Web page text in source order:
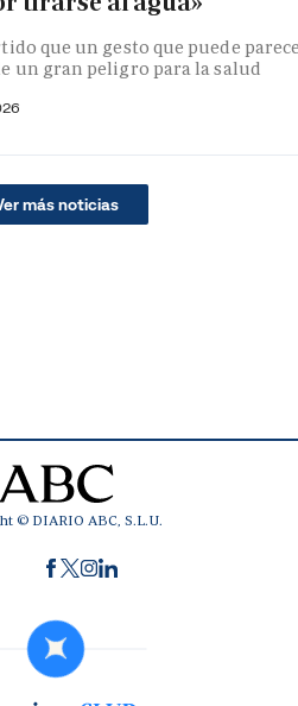
que un gesto que puede
un gran peligro para la salud
más noticias
© DIARIO ABC, S.L.U.